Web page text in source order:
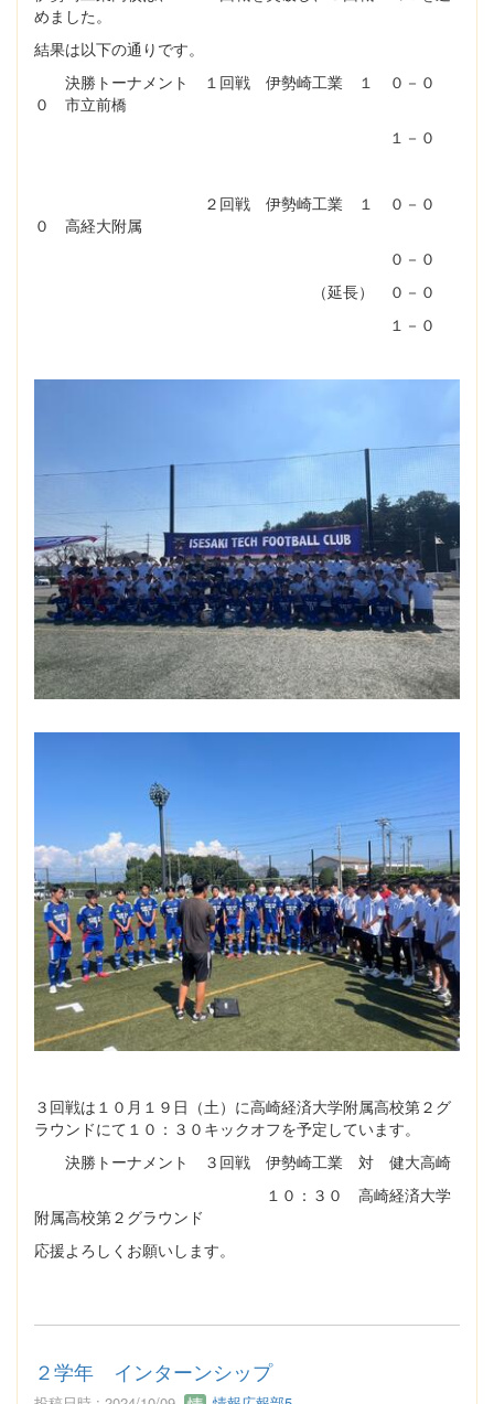
めました。
結果は以下の通りです。
決勝トーナメント １回戦 伊勢崎工業 １ ０－０
０ 市立前橋
１－０
２回戦 伊勢崎工業 １ ０－０
０ 高経大附属
０－０
（延長） ０－０
１－０
３回戦は１０月１９日（土）に高崎経済大学附属高校第２グ
ラウンドにて１０：３０キックオフを予定しています。
決勝トーナメント ３回戦 伊勢崎工業 対 健大高崎
１０：３０ 高崎経済大学
附属高校第２グラウンド
応援よろしくお願いします。
２学年 インターンシップ